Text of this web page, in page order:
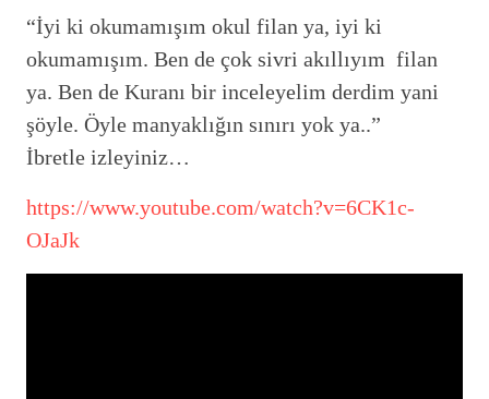
“İyi ki okumamışım okul filan ya, iyi ki
okumamışım. Ben de çok sivri akıllıyım filan
ya. Ben de Kuranı bir inceleyelim derdim yani
şöyle. Öyle manyaklığın sınırı yok ya..”
İbretle izleyiniz…
https://www.youtube.com/watch?v=6CK1c-
OJaJk